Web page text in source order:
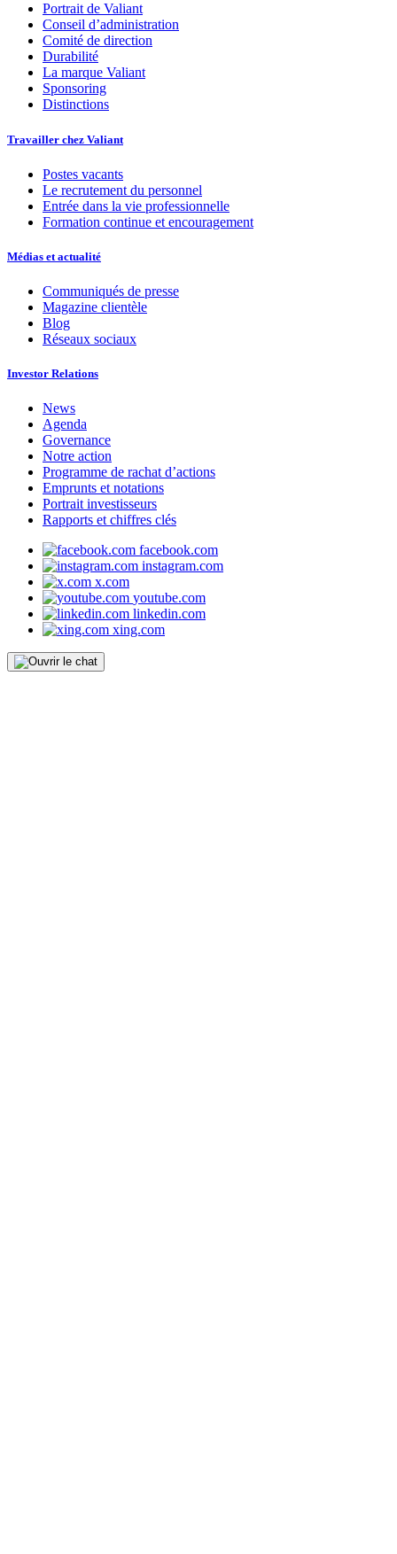
Portrait de Valiant
Conseil d’administration
Comité de direction
Durabilité
La marque Valiant
Sponsoring
Distinctions
Travailler chez Valiant
Postes vacants
Le recrutement du personnel
Entrée dans la vie professionnelle
Formation continue et encouragement
Médias et actualité
Communiqués de presse
Magazine clientèle
Blog
Réseaux sociaux
Investor Relations
News
Agenda
Governance
Notre action
Programme de rachat d’actions
Emprunts et notations
Portrait investisseurs
Rapports et chiffres clés
facebook.com
instagram.com
x.com
youtube.com
linkedin.com
xing.com